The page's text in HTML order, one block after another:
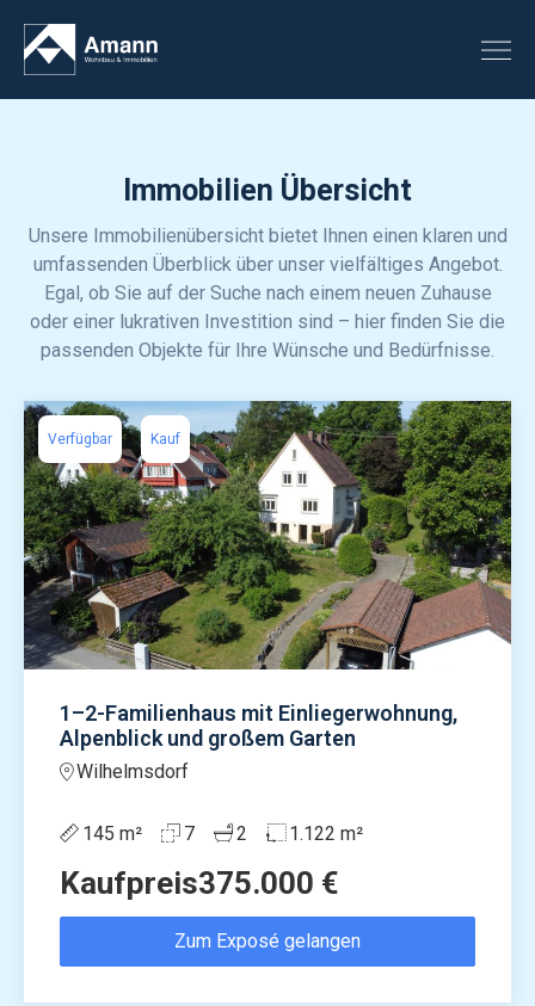
Immobilien Übersicht
Unsere Immobilienübersicht bietet Ihnen einen klaren und
umfassenden Überblick über unser vielfältiges Angebot.
Egal, ob Sie auf der Suche nach einem neuen Zuhause
oder einer lukrativen Investition sind – hier finden Sie die
passenden Objekte für Ihre Wünsche und Bedürfnisse.
Verfügbar Kauf
1–2-Familienhaus mit Einliegerwohnung,
Alpenblick und großem Garten
Wilhelmsdorf
145 m² 7 2 1.122 m²
Kaufpreis375.000 €
Zum Exposé gelangen